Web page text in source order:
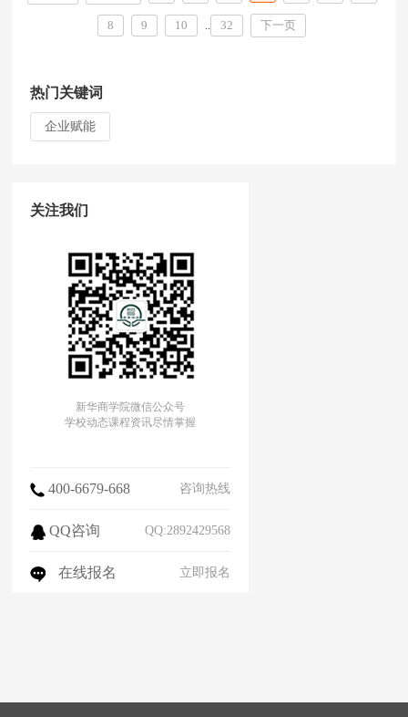
8 9 10 32 下一页
热门关键词
企业赋能
关注我们
新华商学院微信公众号
学校动态课程资讯尽情掌握
400-6679-668 咨询热线
QQ咨询 QQ:2892429568
在线报名 立即报名